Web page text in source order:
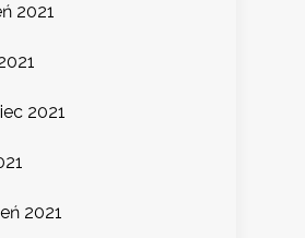
2021
2021
2021